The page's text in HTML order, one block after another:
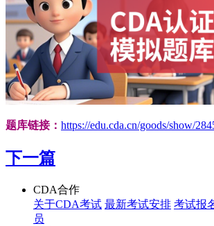
题库链接： https://edu.cda.cn/goods/show/
下一篇
CDA合作
关于CDA考试 最新考试安排 考试报
员